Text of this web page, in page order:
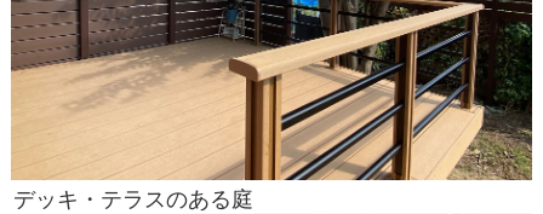
デッキ・テラスのある庭